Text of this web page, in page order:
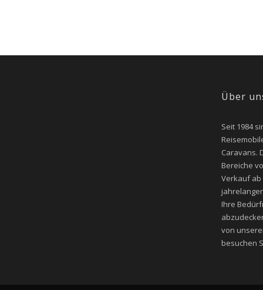
Über
Seit 1984
Caravans.
Bereiche
Verkauf
Ihre
von
besuchen